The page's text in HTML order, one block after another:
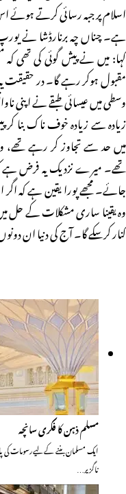
اسلام پر جبہ رسائی کرتے
ہے۔ چناں چہ برنارڈشا نے
کہا: میں نے پیش گوئی کی تھی
مقبول ہوکر رہے گا۔ در
وسطی میں عیسائی طبقے نے اپنی
زیادہ سے زیادہ خوف ناک
میں حد سے تجاوز کر رہے تھے،
تھے۔ میرے نزدیک یہ فرض ہے
جائے۔ مجھے پورا یقین ہے کہ
وہ یقینا ساری مشکلات کے حل
کنار کرسکے گا۔ آج کی دنیا ان
مسلم ذہن کا فکری سانچہ
ایک مسلمان بننے کے لیے رسومات کی
ناگزیر…